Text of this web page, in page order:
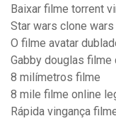
Baixar filme torrent
Star wars clone
O filme avatar
Gabby douglas
8 milímetros filme
8 mile filme online
Rápida vingança